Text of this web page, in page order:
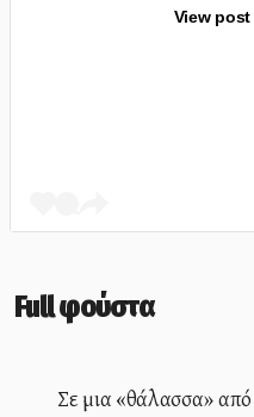
View
Full φούστα
Σε μια «θάλασσα»